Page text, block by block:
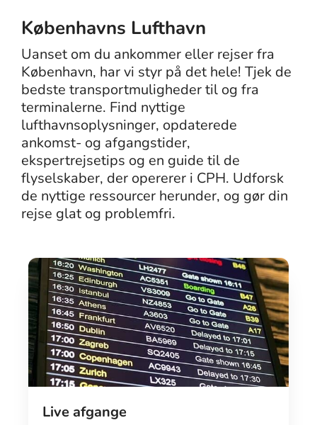
Københavns Lufthavn
Uanset om du ankommer eller rejser fra
København, har vi styr på det hele! Tjek de
bedste transportmuligheder til og fra
terminalerne. Find nyttige
lufthavnsoplysninger, opdaterede
ankomst- og afgangstider,
ekspertrejsetips og en guide til de
flyselskaber, der opererer i CPH. Udforsk
de nyttige ressourcer herunder, og gør din
rejse glat og problemfri.
Live afgange